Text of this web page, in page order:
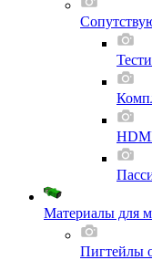
Материалы для
Пигтейлы